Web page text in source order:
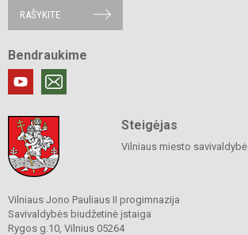
RAŠYKITE
Bendraukime
Steigėjas
Vilniaus miesto savivaldybė
Vilniaus Jono Pauliaus II progimnazija
Savivaldybės biudžetinė įstaiga
Rygos g.10, Vilnius 05264